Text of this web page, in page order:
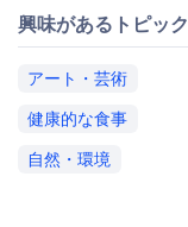
興味があるトピック
アート・芸術
健康的な食事
自然・環境